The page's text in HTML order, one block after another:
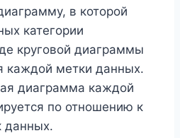
в которой
категории
круговой диаграммы
каждой метки данных.
диаграмма каждой
по отношению к
данных.